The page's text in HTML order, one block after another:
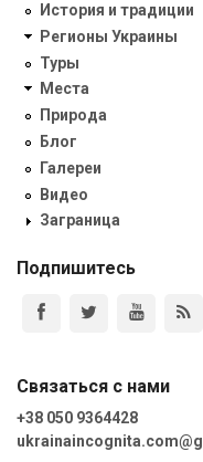
История и традиции
Регионы Украины
Туры
Места
Природа
Блог
Галереи
Видео
Заграница
Подпишитесь
Связаться с нами
+38 050 9364428